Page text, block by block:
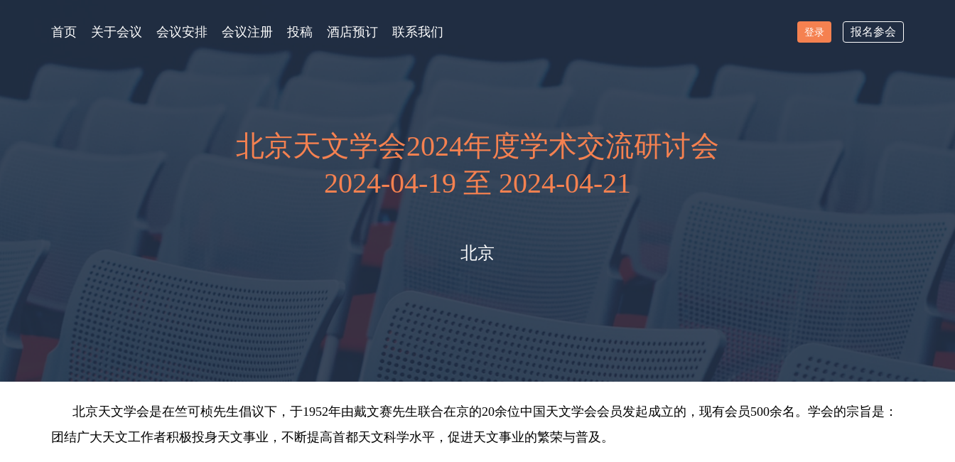
首页 关于会议 会议安排 会议注册 投稿 酒店预订 联系我们 登录 报名参会
北京天文学会2024年度学术交流研讨会
2024-04-19 至 2024-04-21
北京
北京天文学会是在竺可桢先生倡议下，于1952年由戴文赛先生联合在京的20余位中国天文学会会员发起成立的，现有会员500余名。学会的宗旨是：
团结广大天文工作者积极投身天文事业，不断提高首都天文科学水平，促进天文事业的繁荣与普及。